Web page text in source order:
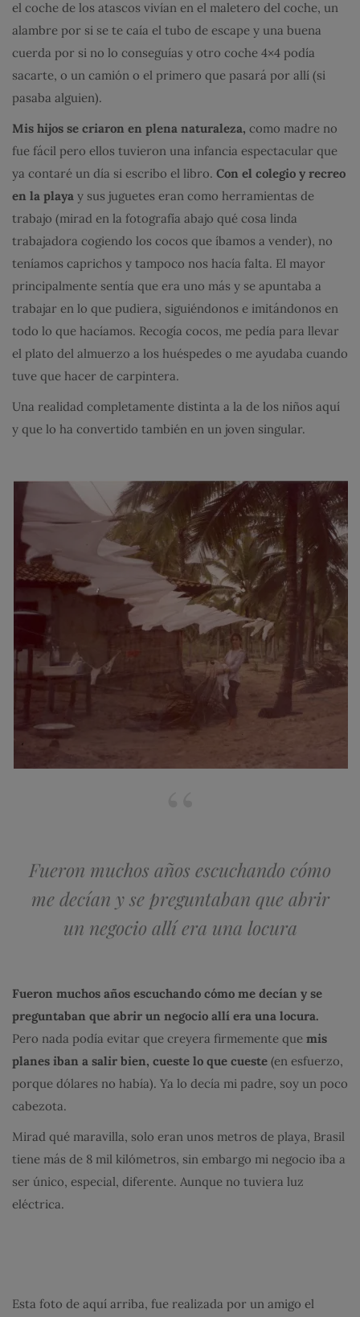
el coche de los atascos vivían en el maletero del coche, un
alambre por si se te caía el tubo de escape y una buena
cuerda por si no lo conseguías y otro coche 4×4 podía
sacarte, o un camión o el primero que pasará por allí (si
pasaba alguien).
Mis hijos se criaron en plena naturaleza, como madre no
fue fácil pero ellos tuvieron una infancia espectacular que
ya contaré un día si escribo el libro. Con el colegio y recreo
en la playa y sus juguetes eran como herramientas de
trabajo (mirad en la fotografía abajo qué cosa linda
trabajadora cogiendo los cocos que íbamos a vender), no
teníamos caprichos y tampoco nos hacía falta. El mayor
principalmente sentía que era uno más y se apuntaba a
trabajar en lo que pudiera, siguiéndonos e imitándonos en
todo lo que hacíamos. Recogía cocos, me pedía para llevar
el plato del almuerzo a los huéspedes o me ayudaba cuando
tuve que hacer de carpintera.
Una realidad completamente distinta a la de los niños aquí
y que lo ha convertido también en un joven singular.
Fueron muchos años escuchando cómo
me decían y se preguntaban que abrir
un negocio allí era una locura
Fueron muchos años escuchando cómo me decían y se
preguntaban que abrir un negocio allí era una locura.
Pero nada podía evitar que creyera firmemente que mis
planes iban a salir bien, cueste lo que cueste (en esfuerzo,
porque dólares no había). Ya lo decía mi padre, soy un poco
cabezota.
Mirad qué maravilla, solo eran unos metros de playa, Brasil
tiene más de 8 mil kilómetros, sin embargo mi negocio iba a
ser único, especial, diferente. Aunque no tuviera luz
eléctrica.
Esta foto de aquí arriba, fue realizada por un amigo el